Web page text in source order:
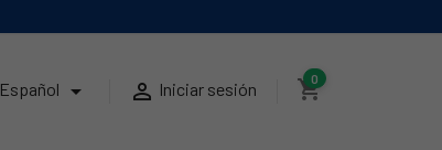
Español   Iniciar sesión shopping_cart
0